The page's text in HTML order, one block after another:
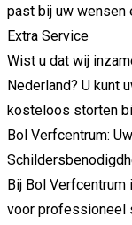
past bij uw wensen
Extra Service
Wist u dat wij
Nederland? U kunt
kosteloos storten
Bol Verfcentrum:
Bij Bol
voor professioneel